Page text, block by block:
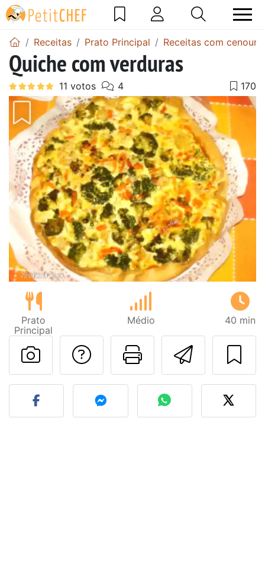
Receitas Prato Principal Receitas com cenoura
Quiche com verduras
Prato
Principal
Médio 40 min
Imprima
Falar com o autor
Fez esta receita?